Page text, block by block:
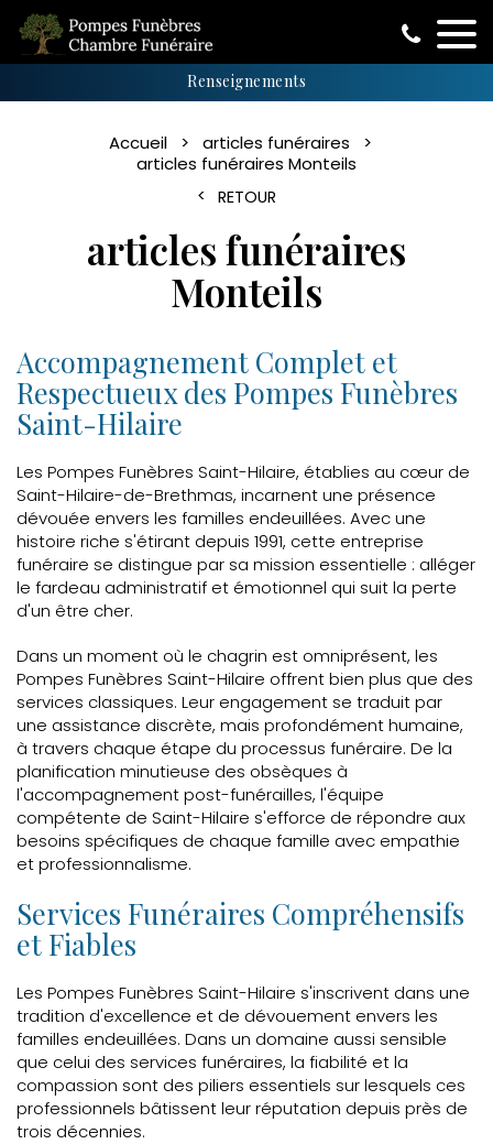
Renseignements
Accueil
articles funéraires
articles funéraires Monteils
RETOUR
articles funéraires
Monteils
Accompagnement Complet et
Respectueux des Pompes Funèbres
Saint-Hilaire
Les Pompes Funèbres Saint-Hilaire, établies au cœur de
Saint-Hilaire-de-Brethmas, incarnent une présence
dévouée envers les familles endeuillées. Avec une
histoire riche s'étirant depuis 1991, cette entreprise
funéraire se distingue par sa mission essentielle : alléger
le fardeau administratif et émotionnel qui suit la perte
d'un être cher.
Dans un moment où le chagrin est omniprésent, les
Pompes Funèbres Saint-Hilaire offrent bien plus que des
services classiques. Leur engagement se traduit par
une assistance discrète, mais profondément humaine,
à travers chaque étape du processus funéraire. De la
planification minutieuse des obsèques à
l'accompagnement post-funérailles, l'équipe
compétente de Saint-Hilaire s'efforce de répondre aux
besoins spécifiques de chaque famille avec empathie
et professionnalisme.
Services Funéraires Compréhensifs
et Fiables
Les Pompes Funèbres Saint-Hilaire s'inscrivent dans une
tradition d'excellence et de dévouement envers les
familles endeuillées. Dans un domaine aussi sensible
que celui des services funéraires, la fiabilité et la
compassion sont des piliers essentiels sur lesquels ces
professionnels bâtissent leur réputation depuis près de
trois décennies.